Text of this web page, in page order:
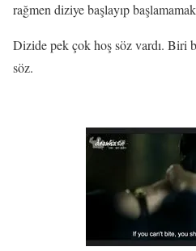
rağmen diziye başlayıp
Dizide pek çok hoş söz vardı. Biri
söz.